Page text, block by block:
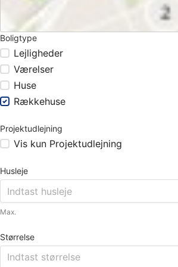
Boligtype
Lejligheder
Værelser
Huse
Rækkehuse
Projektudlejning
Vis kun Projektudlejning
Husleje
Max.
Størrelse